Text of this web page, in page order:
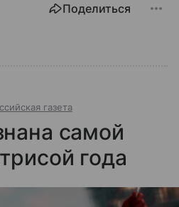
Поделиться
газета
самой
года